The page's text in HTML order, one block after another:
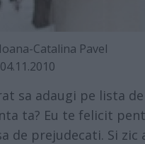
Ioana-Catalina Pavel
sa adaugi pe lista
ta? Eu te felicit
de prejudecati. Si zic